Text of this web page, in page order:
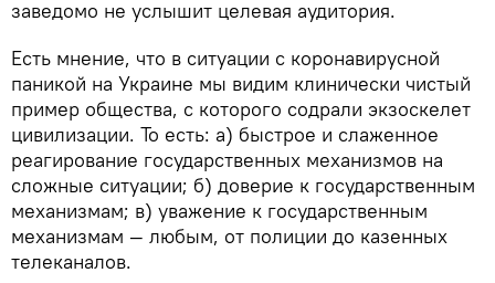
заведомо не услышит целевая аудитория.
Есть мнение, что в ситуации с коронавирусной
паникой на Украине мы видим клинически чистый
пример общества, с которого содрали экзоскелет
цивилизации. То есть: а) быстрое и слаженное
реагирование государственных механизмов на
сложные ситуации; б) доверие к государственным
механизмам; в) уважение к государственным
механизмам — любым, от полиции до казенных
телеканалов.